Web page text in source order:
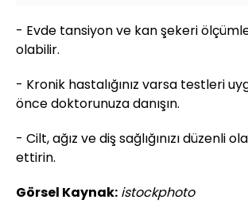
- Evde tansiyon ve kan şekeri
olabilir.
- Kronik hastalığınız varsa testleri
önce doktorunuza danışın.
- Cilt, ağız ve diş sağlığınızı düzenli
ettirin.
Görsel Kaynak: istockphoto